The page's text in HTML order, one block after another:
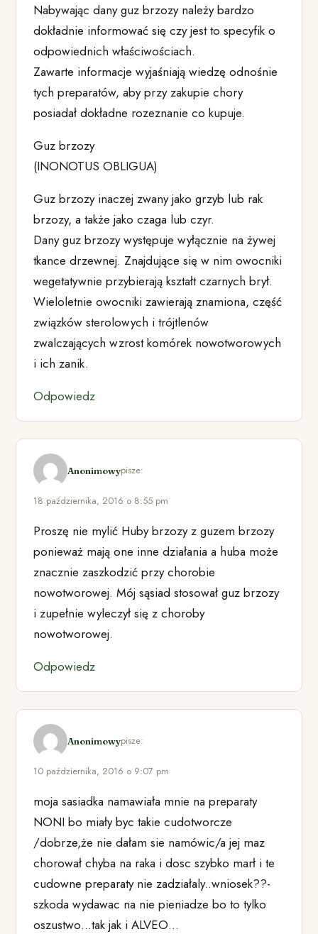
Nabywając dany guz brzozy należy bardzo
dokładnie informować się czy jest to specyfik o
odpowiednich właściwościach.
Zawarte informacje wyjaśniają wiedzę odnośnie
tych preparatów, aby przy zakupie chory
posiadał dokładne rozeznanie co kupuje.
Guz brzozy
(INONOTUS OBLIGUA)
Guz brzozy inaczej zwany jako grzyb lub rak
brzozy, a także jako czaga lub czyr.
Dany guz brzozy występuje wyłącznie na żywej
tkance drzewnej. Znajdujące się w nim owocniki
wegetatywnie przybierają kształt czarnych brył.
Wieloletnie owocniki zawierają znamiona, część
związków sterolowych i trójtlenów
zwalczających wzrost komórek nowotworowych
i ich zanik.
Odpowiedz
Anonimowypisze:
18 października, 2016 o 8:55 pm
Proszę nie mylić Huby brzozy z guzem brzozy
ponieważ mają one inne działania a huba może
znacznie zaszkodzić przy chorobie
nowotworowej. Mój sąsiad stosował guz brzozy
i zupełnie wyleczył się z choroby
nowotworowej.
Odpowiedz
Anonimowypisze:
10 października, 2016 o 9:07 pm
moja sasiadka namawiała mnie na preparaty
NONI bo miały byc takie cudotworcze
/dobrze,że nie dałam sie namówic/a jej maz
chorował chyba na raka i dosc szybko marł i te
cudowne preparaty nie zadziałaly..wniosek??-
szkoda wydawac na nie pieniadze bo to tylko
oszustwo…tak jak i ALVEO…